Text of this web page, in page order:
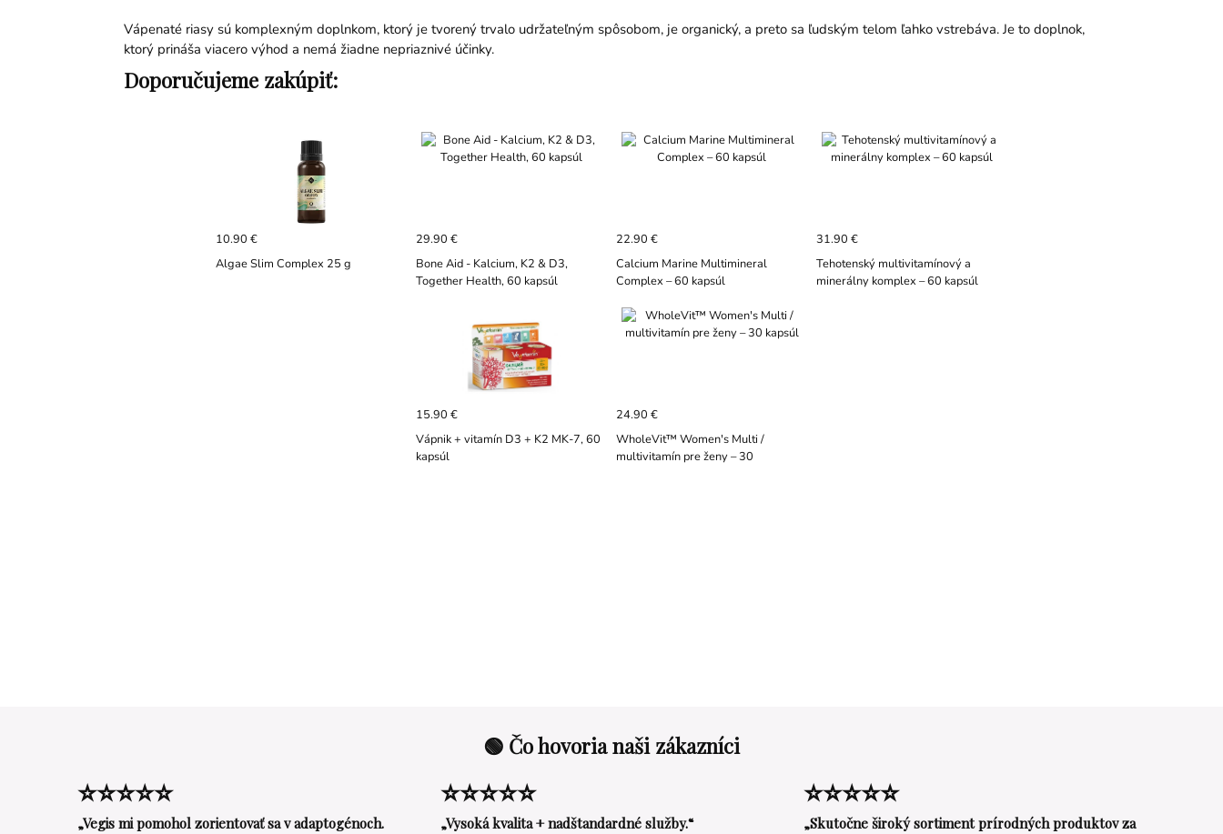
Vápenaté riasy sú komplexným doplnkom, ktorý je tvorený trvalo udržateľným spôsobom, je organický, a preto sa ľudským telom ľahko vstrebáva. Je to doplnok,
ktorý prináša viacero výhod a nemá žiadne nepriaznivé účinky.
Doporučujeme zakúpiť:
10.90 €
Algae Slim Complex 25 g
29.90 €
Bone Aid - Kalcium, K2 & D3,
Together Health, 60 kapsúl
22.90 €
Calcium Marine Multimineral
Complex – 60 kapsúl
31.90 €
Tehotenský multivitamínový a
minerálny komplex – 60 kapsúl
15.90 €
Vápnik + vitamín D3 + K2 MK-7, 60
kapsúl
24.90 €
WholeVit™ Women's Multi /
multivitamín pre ženy – 30
🟢 Čo hovoria naši zákazníci
⭐⭐⭐⭐⭐
„Vegis mi pomohol zorientovať sa v adaptogénoch.
⭐⭐⭐⭐⭐
„Vysoká kvalita + nadštandardné služby.“
⭐⭐⭐⭐⭐
„Skutočne široký sortiment prírodných produktov za